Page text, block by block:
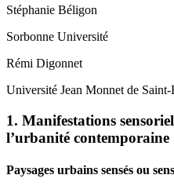
Stéphanie Béligon
Sorbonne Université
Rémi Digonnet
Université Jean Monnet de Saint-
1. Manifestations
l’urbanité contemporaine
Paysages urbains sensés ou